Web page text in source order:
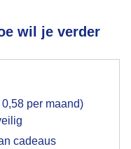
wil je verder
0,58 per maand)
cadeaus
voor het
op hebt gegeven,